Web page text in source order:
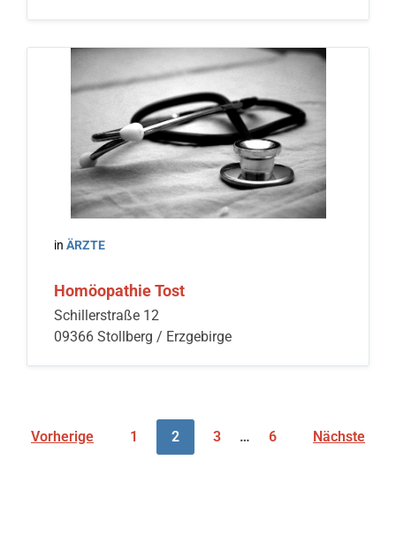
in ÄRZTE
Homöopathie Tost
Schillerstraße 12
09366 Stollberg / Erzgebirge
Vorherige 1 2 3 … 6 Nächste